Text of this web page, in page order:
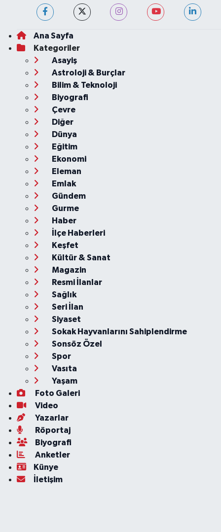
Ana Sayfa
Kategoriler
Asayiş
Astroloji & Burçlar
Bilim & Teknoloji
Biyografi
Çevre
Diğer
Dünya
Eğitim
Ekonomi
Eleman
Emlak
Gündem
Gurme
Haber
İlçe Haberleri
Keşfet
Kültür & Sanat
Magazin
Resmi İlanlar
Sağlık
Seri İlan
Siyaset
Sokak Hayvanlarını Sahiplendirme
Sonsöz Özel
Spor
Vasıta
Yaşam
Foto Galeri
Video
Yazarlar
Röportaj
Biyografi
Anketler
Künye
İletişim